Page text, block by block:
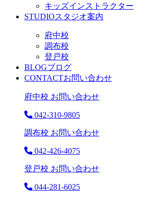
キッズインストラクター
STUDIOスタジオ案内
府中校
調布校
登戸校
BLOGブログ
CONTACTお問い合わせ
府中校 お問い合わせ
042-310-9805
調布校 お問い合わせ
042-426-4075
登戸校 お問い合わせ
044-281-6025